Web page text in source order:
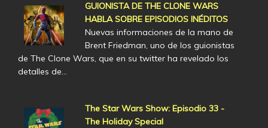
GUIONISTA DE THE CLONE WARS
HABLA SOBRE EPISODIOS INÉDITOS
Nuevas informaciones de la mano de
Brent Friedman, uno de los guionistas
de The Clone Wars, que en su twitter ha revelado los
detalles de…
The Star Wars Show: Episodio 33 -
The Holiday Special